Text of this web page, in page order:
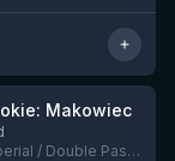
Nog 2
Makowiec
Stout - Imperial / Double Pastry